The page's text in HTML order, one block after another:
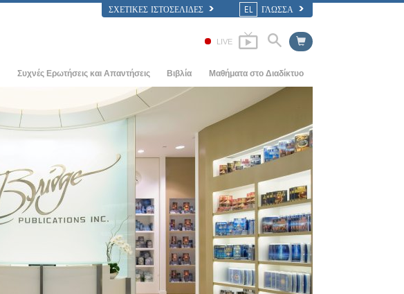
ΣΧΕΤΙΚΈΣ ΙΣΤΟΣΕΛΊΔΕΣ EL ΓΛΩΣΣΑ
LIVE
Συχνές Ερωτήσεις και Απαντήσεις
Ιστορικό και Βασικές Αρχές
Μέσα σε μια Εκκλησία
Ο Οργανισμός της Σαηεντολογίας
Βιβλία
Εισαγωγικά Βιβλία
Ηχογραφημένα Βιβλία
Οι Εισαγωγικές Διαλέξεις
Μαθήματα στο Διαδίκτυο
ΠΩΣ ΕΠΙΛΥΟΝΤΑΙ ΟΙ ΔΙΑΜΑΧΕΣ
ΤΑ ΔΥΝΑΜΙΚΑ ΤΗΣ ΥΠΑΡΞΗΣ
ΤΑ ΣΥΣΤΑΤΙΚΑ ΤΗΣ ΚΑΤΑΝΟΗΣΗΣ
ΛΥΣΕΙΣ ΓΙΑ ΕΝΑ ΕΠΙΚΙΝΔΥΝΟ
ΠΕΡΙΒΑΛΛΟΝ
ΒΟΗΘΗΜΑΤΑ ΓΙΑ ΑΣΘΕΝΕΙΕΣ ΚΑΙ
ΣΩΜΑΤΙΚΕΣ ΒΛΑΒΕΣ
ΑΚΕΡΑΙΟΤΗΤΑ ΚΑΙ ΤΙΜΙΟΤΗΤΑ
Ο ΓΑΜΟΣ